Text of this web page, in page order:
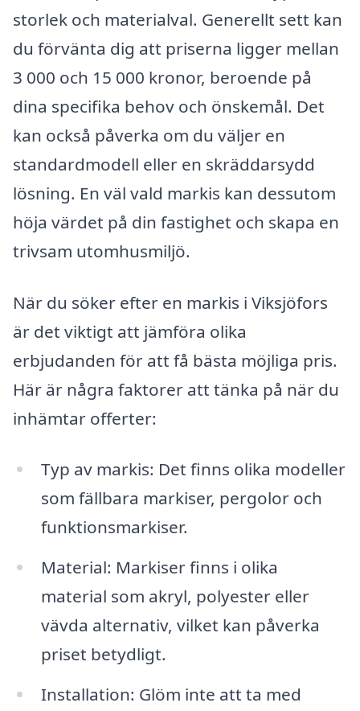
storlek och materialval. Generellt sett kan
du förvänta dig att priserna ligger mellan
3 000 och 15 000 kronor, beroende på
dina specifika behov och önskemål. Det
kan också påverka om du väljer en
standardmodell eller en skräddarsydd
lösning. En väl vald markis kan dessutom
höja värdet på din fastighet och skapa en
trivsam utomhusmiljö.
När du söker efter en markis i Viksjöfors
är det viktigt att jämföra olika
erbjudanden för att få bästa möjliga pris.
Här är några faktorer att tänka på när du
inhämtar offerter:
Typ av markis: Det finns olika modeller
som fällbara markiser, pergolor och
funktionsmarkiser.
Material: Markiser finns i olika
material som akryl, polyester eller
vävda alternativ, vilket kan påverka
priset betydligt.
Installation: Glöm inte att ta med